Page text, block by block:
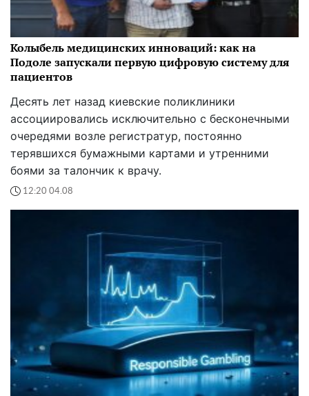
Колыбель медицинских инноваций: как на
Подоле запускали первую цифровую систему для
пациентов
Десять лет назад киевские поликлиники
ассоциировались исключительно с бесконечными
очередями возле регистратур, постоянно
терявшихся бумажными картами и утренними
боями за талончик к врачу.
12:20 04.08